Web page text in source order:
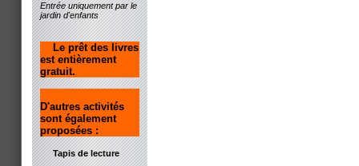
Entrée uniquement par le
jardin d'enfants
Le prêt des livres
est entièrement
gratuit.
D'autres activités
sont également
proposées :
Tapis de lecture